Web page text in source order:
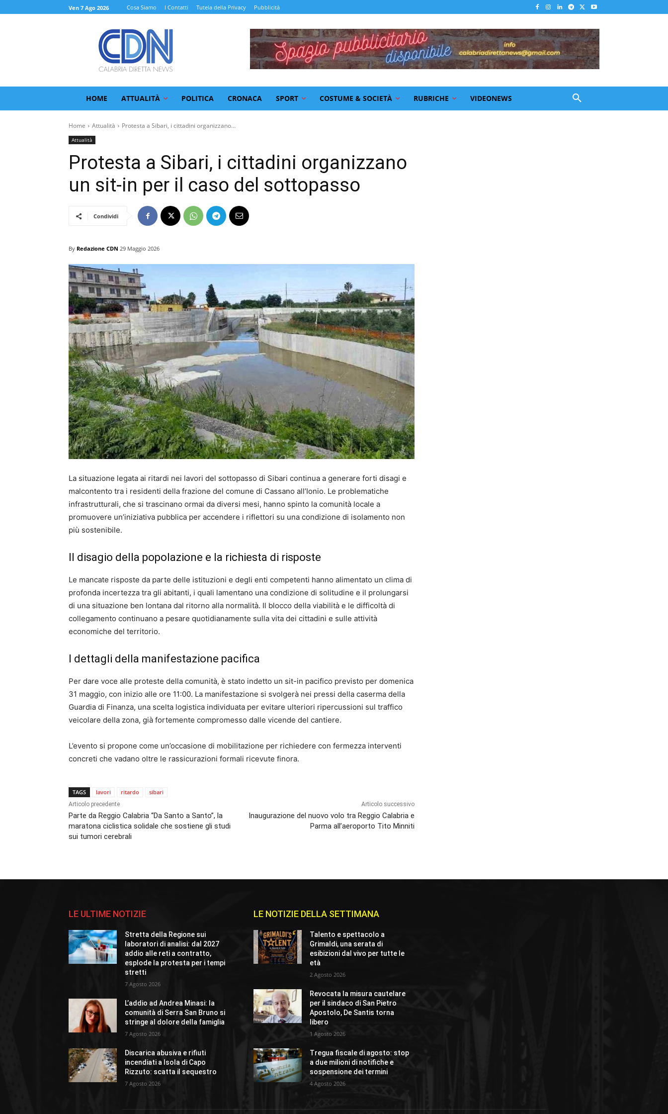
Ven 7 Ago 2026 Cosa Siamo I Contatti Tutela della Privacy Pubblicità
HOME ATTUALITÀ POLITICA CRONACA SPORT COSTUME & SOCIETÀ RUBRICHE VIDEONEWS
Home Attualità Protesta a Sibari, i cittadini organizzano...
Attualità
Protesta a Sibari, i cittadini organizzano
un sit-in per il caso del sottopasso
Condividi
By Redazione CDN 29 Maggio 2026
La situazione legata ai ritardi nei lavori del sottopasso di Sibari continua a generare forti disagi e
malcontento tra i residenti della frazione del comune di Cassano all’Ionio. Le problematiche
infrastrutturali, che si trascinano ormai da diversi mesi, hanno spinto la comunità locale a
promuovere un’iniziativa pubblica per accendere i riflettori su una condizione di isolamento non
più sostenibile.
Il disagio della popolazione e la richiesta di risposte
Le mancate risposte da parte delle istituzioni e degli enti competenti hanno alimentato un clima di
profonda incertezza tra gli abitanti, i quali lamentano una condizione di solitudine e il prolungarsi
di una situazione ben lontana dal ritorno alla normalità. Il blocco della viabilità e le difficoltà di
collegamento continuano a pesare quotidianamente sulla vita dei cittadini e sulle attività
economiche del territorio.
I dettagli della manifestazione pacifica
Per dare voce alle proteste della comunità, è stato indetto un sit-in pacifico previsto per domenica
31 maggio, con inizio alle ore 11:00. La manifestazione si svolgerà nei pressi della caserma della
Guardia di Finanza, una scelta logistica individuata per evitare ulteriori ripercussioni sul traffico
veicolare della zona, già fortemente compromesso dalle vicende del cantiere.
L’evento si propone come un’occasione di mobilitazione per richiedere con fermezza interventi
concreti che vadano oltre le rassicurazioni formali ricevute finora.
TAGS lavori ritardo sibari
Articolo precedente
Parte da Reggio Calabria “Da Santo a Santo”, la
maratona ciclistica solidale che sostiene gli studi
sui tumori cerebrali
Articolo successivo
Inaugurazione del nuovo volo tra Reggio Calabria e
Parma all’aeroporto Tito Minniti
LE ULTIME NOTIZIE
Stretta della Regione sui
laboratori di analisi: dal 2027
addio alle reti a contratto,
esplode la protesta per i tempi
stretti
7 Agosto 2026
L’addio ad Andrea Minasi: la
comunità di Serra San Bruno si
stringe al dolore della famiglia
7 Agosto 2026
Discarica abusiva e rifiuti
incendiati a Isola di Capo
Rizzuto: scatta il sequestro
7 Agosto 2026
LE NOTIZIE DELLA SETTIMANA
Talento e spettacolo a
Grimaldi, una serata di
esibizioni dal vivo per tutte le
età
2 Agosto 2026
Revocata la misura cautelare
per il sindaco di San Pietro
Apostolo, De Santis torna
libero
1 Agosto 2026
Tregua fiscale di agosto: stop
a due milioni di notifiche e
sospensione dei termini
4 Agosto 2026